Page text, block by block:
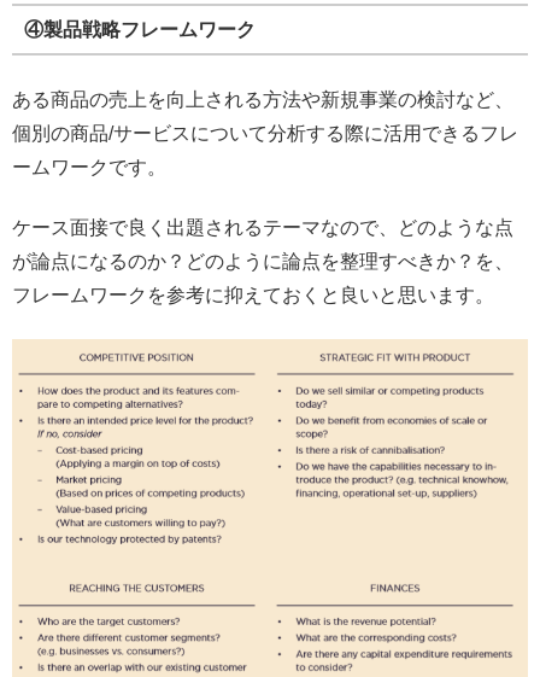
④製品戦略フレームワーク
ある商品の売上を向上される方法や新規事業の検討など、
個別の商品/サービスについて分析する際に活用できるフレ
ームワークです。
ケース面接で良く出題されるテーマなので、どのような点
が論点になるのか？どのように論点を整理すべきか？を、
フレームワークを参考に抑えておくと良いと思います。